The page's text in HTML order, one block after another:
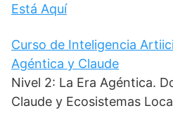
Está Aquí
Curso de Inteligencia
Agéntica y Claude
Nivel 2: La Era Agéntica.
Claude y Ecosistemas